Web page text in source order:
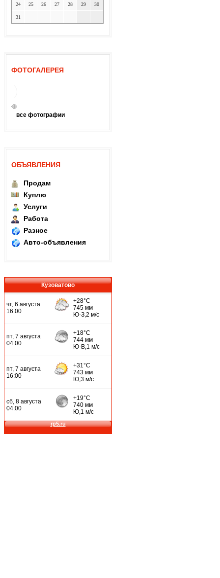
24 25 26 27 28 29 30
31
ФОТОГАЛЕРЕЯ
все фотографии
ОБЪЯВЛЕНИЯ
Продам
Куплю
Услуги
Работа
Разное
Авто-объявления
Кузоватово